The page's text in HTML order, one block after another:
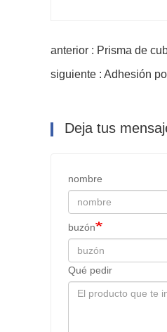
anterior : Prisma de
siguiente : Adhesión
Deja tus
nombre
buzón
Qué pedir